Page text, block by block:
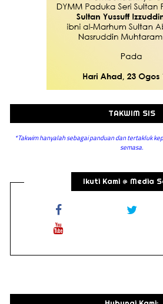
TAKWIM SIS
*Takwim hanyalah sebagai panduan dan tertakluk
semasa.
Ikuti Kami @ Media